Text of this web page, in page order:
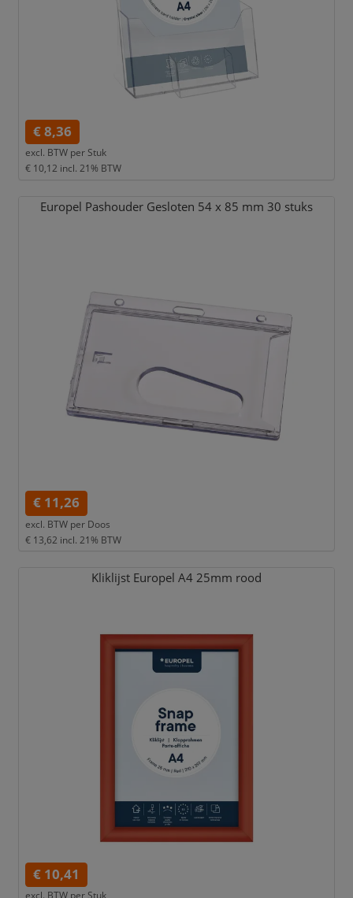
€ 8,36
excl. BTW per Stuk
€ 10,12 incl. 21% BTW
Europel Pashouder Gesloten 54 x 85 mm 30 stuks
€ 11,26
excl. BTW per Doos
€ 13,62 incl. 21% BTW
Kliklijst Europel A4 25mm rood
€ 10,41
excl. BTW per Stuk